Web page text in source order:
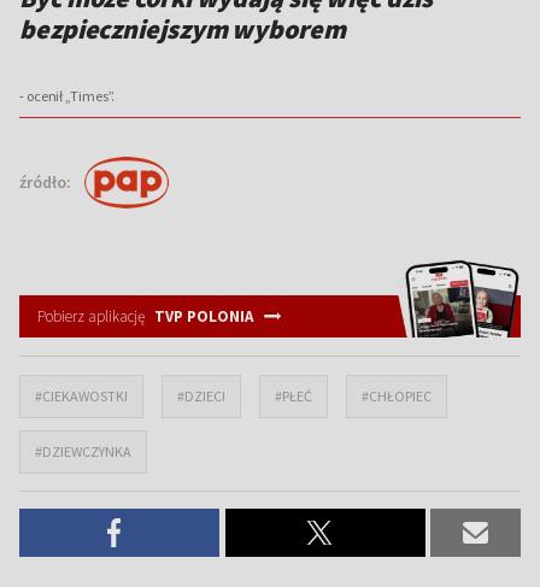
bezpieczniejszym wyborem
- ocenił „Times”.
źródło:
Pobierz aplikację TVP POLONIA
#CIEKAWOSTKI #DZIECI #PŁEĆ #CHŁOPIEC
#DZIEWCZYNKA